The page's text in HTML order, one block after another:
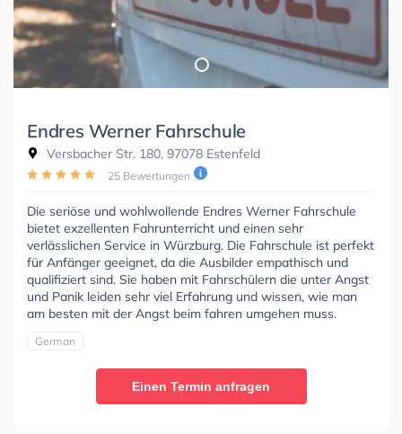
Endres Werner Fahrschule
Versbacher Str. 180, 97078 Estenfeld
25 Bewertungen
Die seriöse und wohlwollende Endres Werner Fahrschule
bietet exzellenten Fahrunterricht und einen sehr
verlässlichen Service in Würzburg. Die Fahrschule ist perfekt
für Anfänger geeignet, da die Ausbilder empathisch und
qualifiziert sind. Sie haben mit Fahrschülern die unter Angst
und Panik leiden sehr viel Erfahrung und wissen, wie man
am besten mit der Angst beim fahren umgehen muss.
German
Einen Termin anfragen